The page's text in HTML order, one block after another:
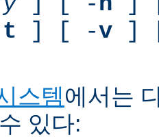
t ] [ -v ]
스템에서는
있다: